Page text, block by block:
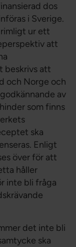
dos
i Sverige.
rimligt ur ett
att
beskrivs att
och Norge och
av
som finns
ska
Enligt
över för att
håller
inte bli fråga
det inte bli
ska